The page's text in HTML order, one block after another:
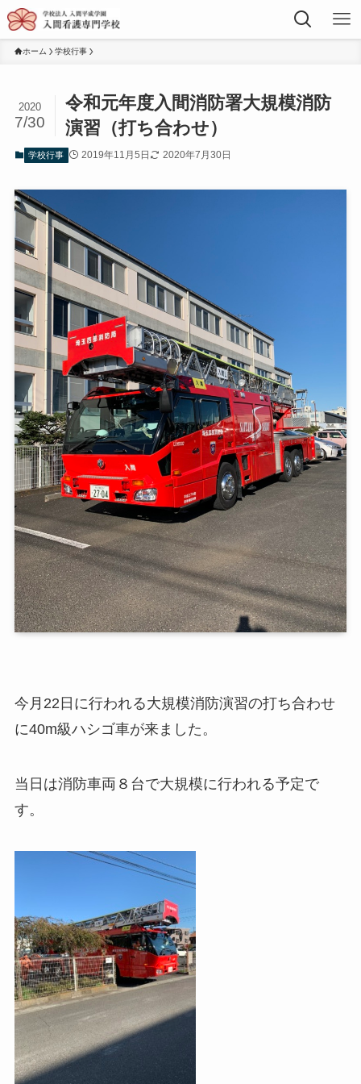
ホーム 学校行事
令和元年度入間消防署大規模消防
演習（打ち合わせ）
2020
7/30
学校行事 2019年11月5日 2020年7月30日
今月22日に行われる大規模消防演習の打ち合わせ
に40m級ハシゴ車が来ました。
当日は消防車両８台で大規模に行われる予定で
す。